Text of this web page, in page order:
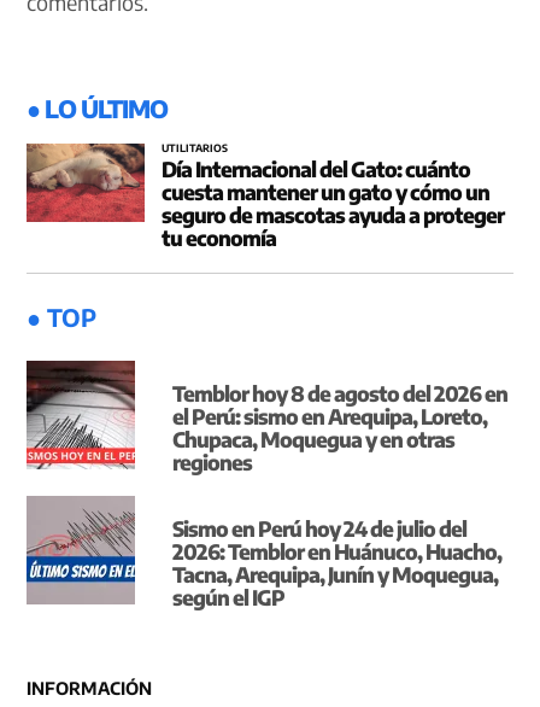
● LO ÚLTIMO
UTILITARIOS
Día Internacional del Gato: cuánto
cuesta mantener un gato y cómo un
seguro de mascotas ayuda a proteger
tu economía
● TOP
Temblor hoy 8 de agosto del 2026 en
el Perú: sismo en Arequipa, Loreto,
Chupaca, Moquegua y en otras
regiones
Sismo en Perú hoy 24 de julio del
2026: Temblor en Huánuco, Huacho,
Tacna, Arequipa, Junín y Moquegua,
según el IGP
INFORMACIÓN